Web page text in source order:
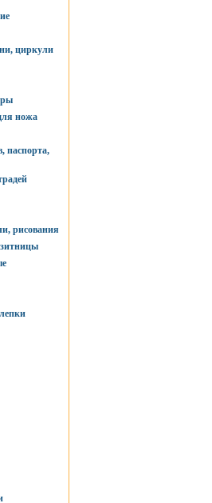
циркули
ножа
паспорта,
рисования